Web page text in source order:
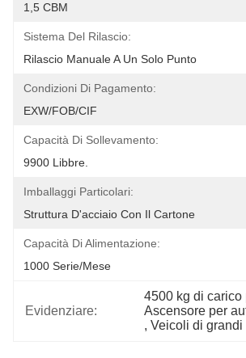
1,5 CBM
Sistema Del Rilascio:
Rilascio Manuale A Un Solo Punto
Condizioni Di Pagamento:
EXW/FOB/CIF
Capacità Di Sollevamento:
9900 Libbre.
Imballaggi Particolari:
Struttura D'acciaio Con Il Cartone
Capacità Di Alimentazione:
1000 Serie/mese
Evidenziare:
4500 kg di carico
Ascensore per
, Veicoli di